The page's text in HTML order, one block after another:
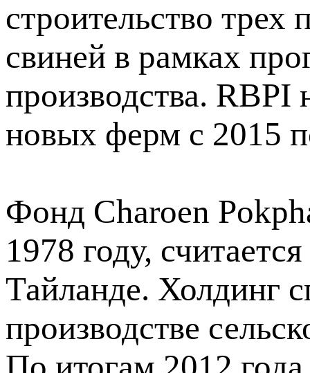
строительство трех
свиней в рамках
производства. RBPI
новых ферм с 2015
Фонд Charoen
1978 году,
Тайланде. Холдинг
производстве